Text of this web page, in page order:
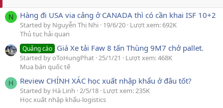
N Hàng đi USA via cảng ở CANADA thì có cần khai ISF 10+2
Started by Nguyễn Thị Nhi 19/6/20 Lượt xem: 692K
Thủ tục hải quan
Quảng cáo Giá Xe tải Faw 8 tấn Thùng 9M7 chở pallet.
Started by oToHungPhat 25/1/21
Lượt xem: 468K
Mua bán quốc tế
H Review CHÍNH XÁC học xuất nhập khẩu ở đâu tốt?
Started by Hà Linh 2/5/18 Lượt xem: 235K
Học xuất nhập khẩu-logistics